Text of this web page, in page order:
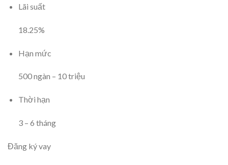
Lãi suất
18.25%
Hạn mức
500ngàn – 10triệu
Thời hạn
3– 6 tháng
Đăng ký vay